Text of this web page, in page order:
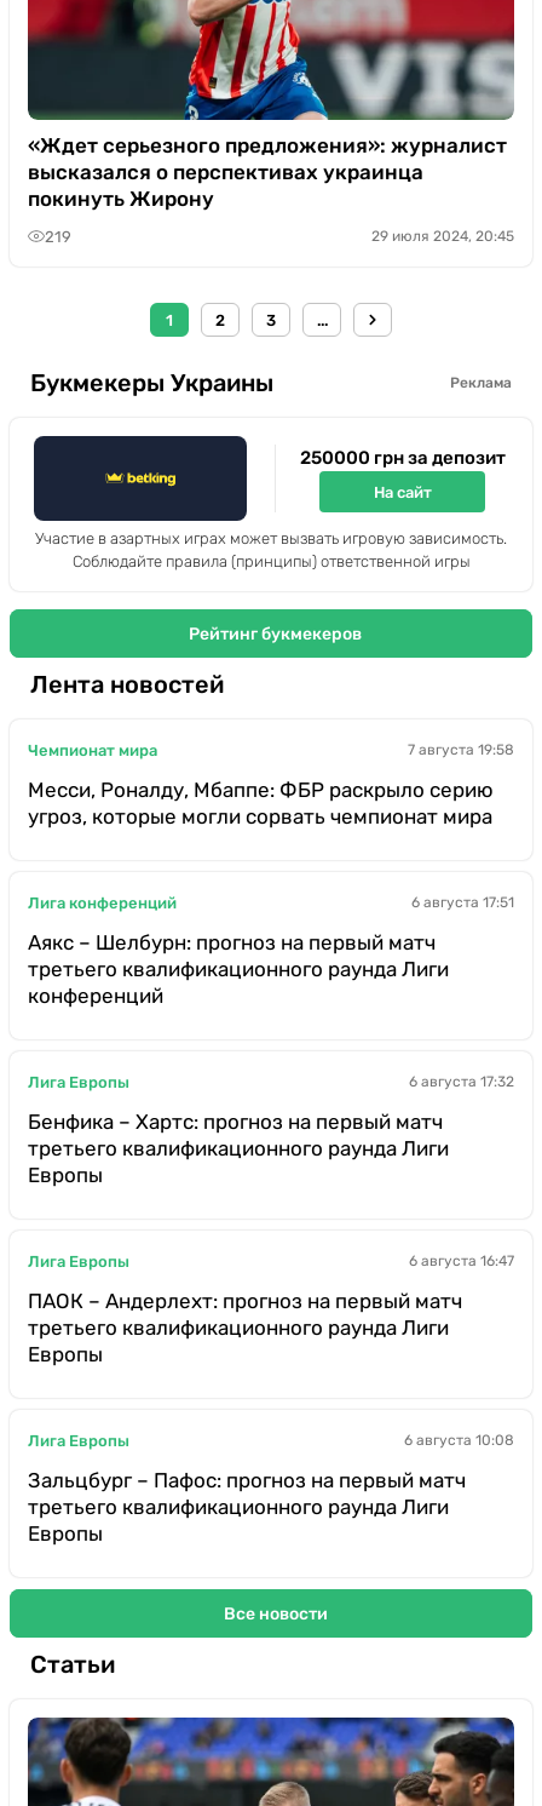
«Ждет серьезного предложения»: журналист
высказался о перспективах украинца
покинуть Жирону
219 29 июля 2024, 20:45
1 2 3 ...
Букмекеры Украины Реклама
250000 грн за депозит
На сайт
Участие в азартных играх может вызвать игровую зависимость.
Соблюдайте правила (принципы) ответственной игры
Рейтинг букмекеров
Лента новостей
Чемпионат мира 7 августа 19:58
Месси, Роналду, Мбаппе: ФБР раскрыло серию
угроз, которые могли сорвать чемпионат мира
Лига конференций 6 августа 17:51
Аякс – Шелбурн: прогноз на первый матч
третьего квалификационного раунда Лиги
конференций
Лига Европы 6 августа 17:32
Бенфика – Хартс: прогноз на первый матч
третьего квалификационного раунда Лиги
Европы
Лига Европы 6 августа 16:47
ПАОК – Андерлехт: прогноз на первый матч
третьего квалификационного раунда Лиги
Европы
Лига Европы 6 августа 10:08
Зальцбург – Пафос: прогноз на первый матч
третьего квалификационного раунда Лиги
Европы
Все новости
Статьи